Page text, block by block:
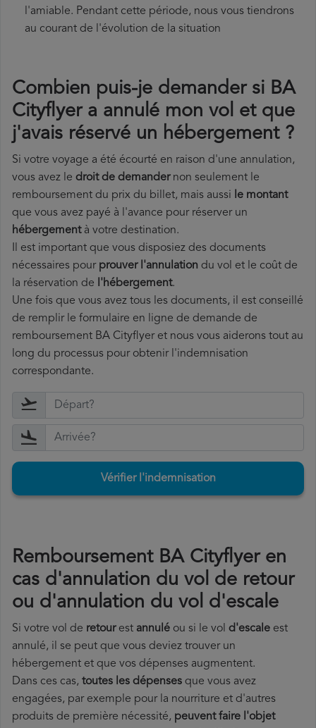
l'amiable. Pendant cette période, nous vous tiendrons
au courant de l'évolution de la situation
Combien puis-je demander si BA
Cityflyer a annulé mon vol et que
j'avais réservé un hébergement ?
Si votre voyage a été écourté en raison d'une annulation,
vous avez le droit de demandernon seulement le
remboursement du prix du billet, mais aussi le montant
que vous avez payé à l'avance pour réserver un
hébergementà votre destination.
Il est important que vous disposiez des documents
nécessaires pour prouver l'annulation du vol et le coût de
la réservation de l'hébergement.
Une fois que vous avez tous les documents, il est conseillé
de remplir le formulaire en ligne de demande de
remboursement BA Cityflyer et nous vous aiderons tout au
long du processus pour obtenir l'indemnisation
correspondante.
Vérifier l'indemnisation
Remboursement BA Cityflyer en
cas d'annulation du vol de retour
ou d'annulation du vol d'escale
Si votre vol de retourest annulé ou si le vol d'escale est
annulé, il se peut que vous deviez trouver un
hébergement et que vos dépenses augmentent.
Dans ces cas, toutes les dépenses que vous avez
engagées, par exemple pour la nourriture et d'autres
produits de première nécessité, peuvent faire l'objet